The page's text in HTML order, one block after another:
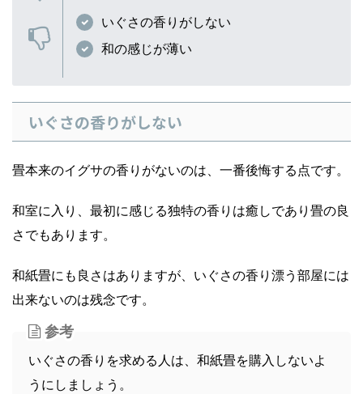
いぐさの香りがしない
和の感じが薄い
いぐさの香りがしない
畳本来のイグサの香りがないのは、一番後悔する点です。
和室に入り、最初に感じる独特の香りは癒しであり畳の良
さでもあります。
和紙畳にも良さはありますが、いぐさの香り漂う部屋には
出来ないのは残念です。
参考
いぐさの香りを求める人は、和紙畳を購入しないよ
うにしましょう。